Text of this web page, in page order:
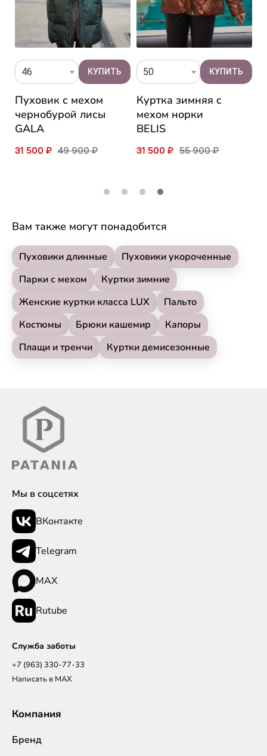
46
Пуховик с мехом
чернобурой лисы
GALA
31 500 ₽ 49 900 ₽
50
Куртка зимняя c
мехом норки
BELIS
31 500 ₽ 55 900 ₽
Вам также могут понадобится
Пуховики длинные
Пуховики укороченные
Парки с мехом
Куртки зимние
Женские куртки класса LUX
Пальто
Костюмы
Брюки кашемир
Капоры
Плащи и тренчи
Куртки демисезонные
Мы в соцсетях
ВКонтакте
Telegram
MAX
Rutube
Служба заботы
+7 (963) 330-77-33
Написать в MAX
Компания
Бренд